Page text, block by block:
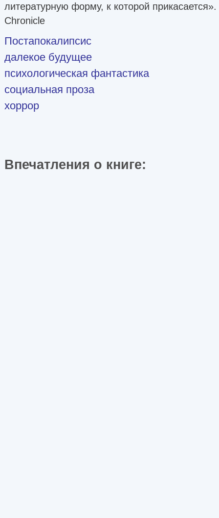
литературную форму, к которой
Chronicle
Постапокалипсис
далекое будущее
психологическая фантастика
социальная проза
хоррор
Впечатления о книге: